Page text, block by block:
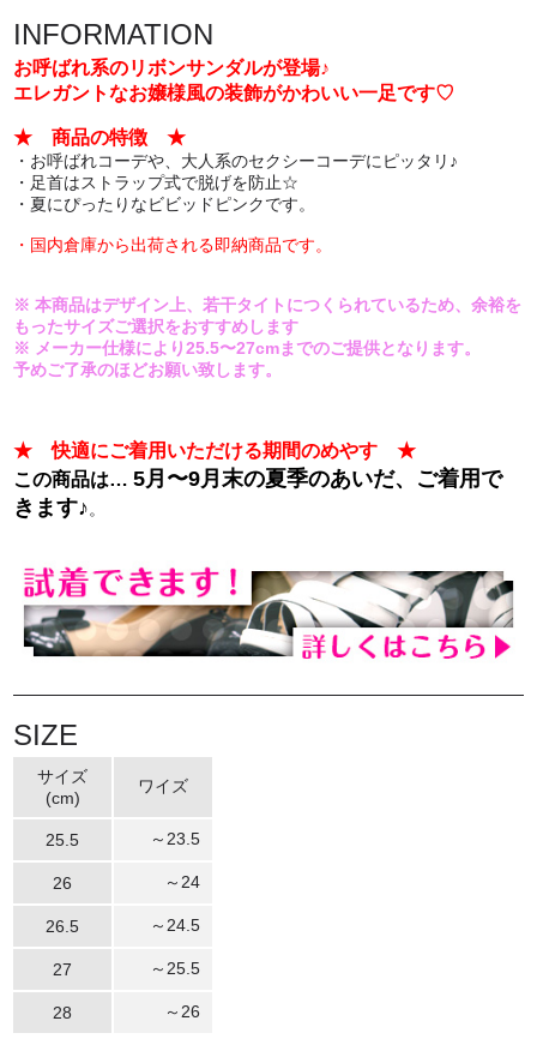
INFORMATION
お呼ばれ系のリボンサンダルが登場♪
エレガントなお嬢様風の装飾がかわいい一足です♡
★ 商品の特徴 ★
・お呼ばれコーデや、大人系のセクシーコーデにピッタリ♪
・足首はストラップ式で脱げを防止☆
・夏にぴったりなビビッドピンクです。
・国内倉庫から出荷される即納商品です。
※ 本商品はデザイン上、若干タイトにつくられているため、余裕を
もったサイズご選択をおすすめします
※ メーカー仕様により25.5〜27cmまでのご提供となります。
予めご了承のほどお願い致します。
★ 快適にご着用いただける期間のめやす ★
この商品は… 5月〜9月末の夏季のあいだ、ご着用で
きます♪。
SIZE
サイズ
(cm)
ワイズ
25.5 ～23.5
26 ～24
26.5 ～24.5
27 ～25.5
28 ～26